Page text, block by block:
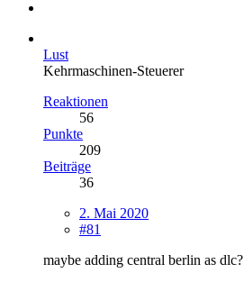
Lust
Kehrmaschinen-Steuerer
Reaktionen
56
Punkte
209
Beiträge
36
2. Mai 2020
#81
maybe adding central berlin as dlc?